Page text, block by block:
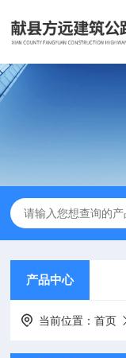
产品中心
当前位置：首页